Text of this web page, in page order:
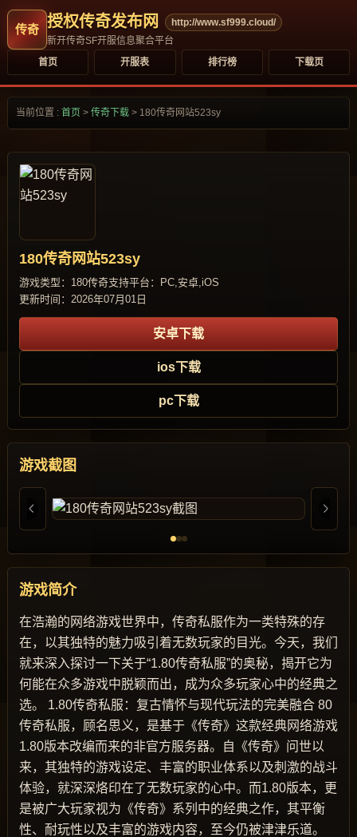
授权传奇发布网
http://www.sf999.cloud/
新开传奇SF开服信息聚合平台
首页
开服表 排行榜 下载页
当前位置 : 首页 > 传奇下载 > 180传奇网站523sy
180传奇网站523sy
游戏类型：180传奇支持平台：PC,安卓,iOS
更新时间：2026年07月01日
安卓下载
ios下载
pc下载
游戏截图
游戏简介
在浩瀚的网络游戏世界中，传奇私服作为一类特殊的存
在，以其独特的魅力吸引着无数玩家的目光。今天，我们
就来深入探讨一下关于“1.80传奇私服”的奥秘，揭开它为
何能在众多游戏中脱颖而出，成为众多玩家心中的经典之
选。 1.80传奇私服：复古情怀与现代玩法的完美融合 80
传奇私服，顾名思义，是基于《传奇》这款经典网络游戏
1.80版本改编而来的非官方服务器。自《传奇》问世以
来，其独特的游戏设定、丰富的职业体系以及刺激的战斗
体验，就深深烙印在了无数玩家的心中。而1.80版本，更
是被广大玩家视为《传奇》系列中的经典之作，其平衡
性、耐玩性以及丰富的游戏内容，至今仍被津津乐道。